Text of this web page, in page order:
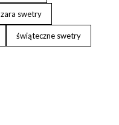
zara swetry
świąteczne swetry